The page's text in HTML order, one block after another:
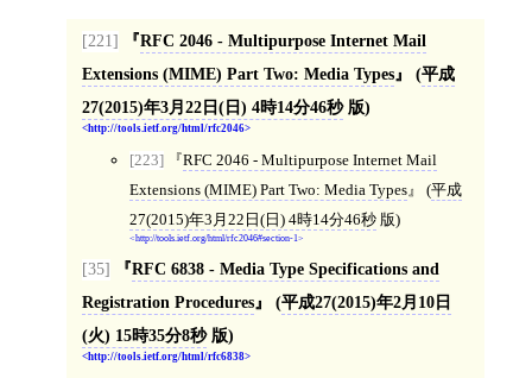
[221]
RFC 2046 - Multipurpose Internet Mail
Extensions (MIME) Part Two: Media Types
(平成
27(2015)年3月22日(日) 4時14分46秒版)
http://tools.ietf.org/html/rfc2046
[223]
RFC 2046 - Multipurpose Internet Mail
Extensions (MIME) Part Two: Media Types
(平成
27(2015)年3月22日(日) 4時14分46秒版)
http://tools.ietf.org/html/rfc2046#section-1
[35]
RFC 6838 - Media Type Specifications and
Registration Procedures
(平成27(2015)年2月10日
(火) 15時35分8秒版)
http://tools.ietf.org/html/rfc6838